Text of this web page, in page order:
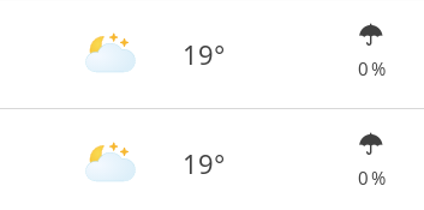
19° 0 %
19° 0 %